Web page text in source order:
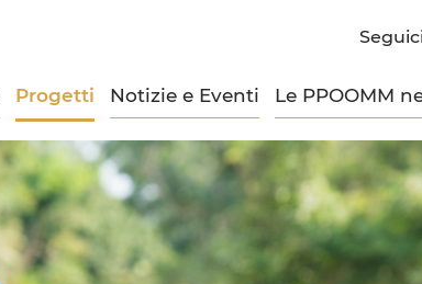
Progetti Notizie e Eventi Le PPOOMM